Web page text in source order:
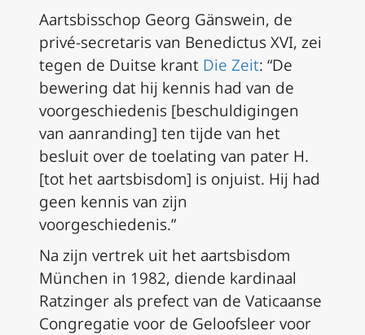
Aartsbisschop Georg Gänswein, de
privé-secretaris van Benedictus XVI, zei
tegen de Duitse krant Die Zeit: “De
bewering dat hij kennis had van de
voorgeschiedenis [beschuldigingen
van aanranding] ten tijde van het
besluit over de toelating van pater H.
[tot het aartsbisdom] is onjuist. Hij had
geen kennis van zijn
voorgeschiedenis.”
Na zijn vertrek uit het aartsbisdom
München in 1982, diende kardinaal
Ratzinger als prefect van de Vaticaanse
Congregatie voor de Geloofsleer voor